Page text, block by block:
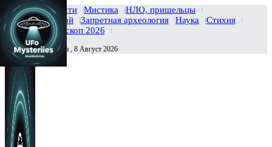
Главная Новости Мистика
НЛО, пришельцы
Тайны вселенной
Запретная археология Наука
Стихия
История
Гороскоп 2026
Сегодня Суббота , 8 Август 2026